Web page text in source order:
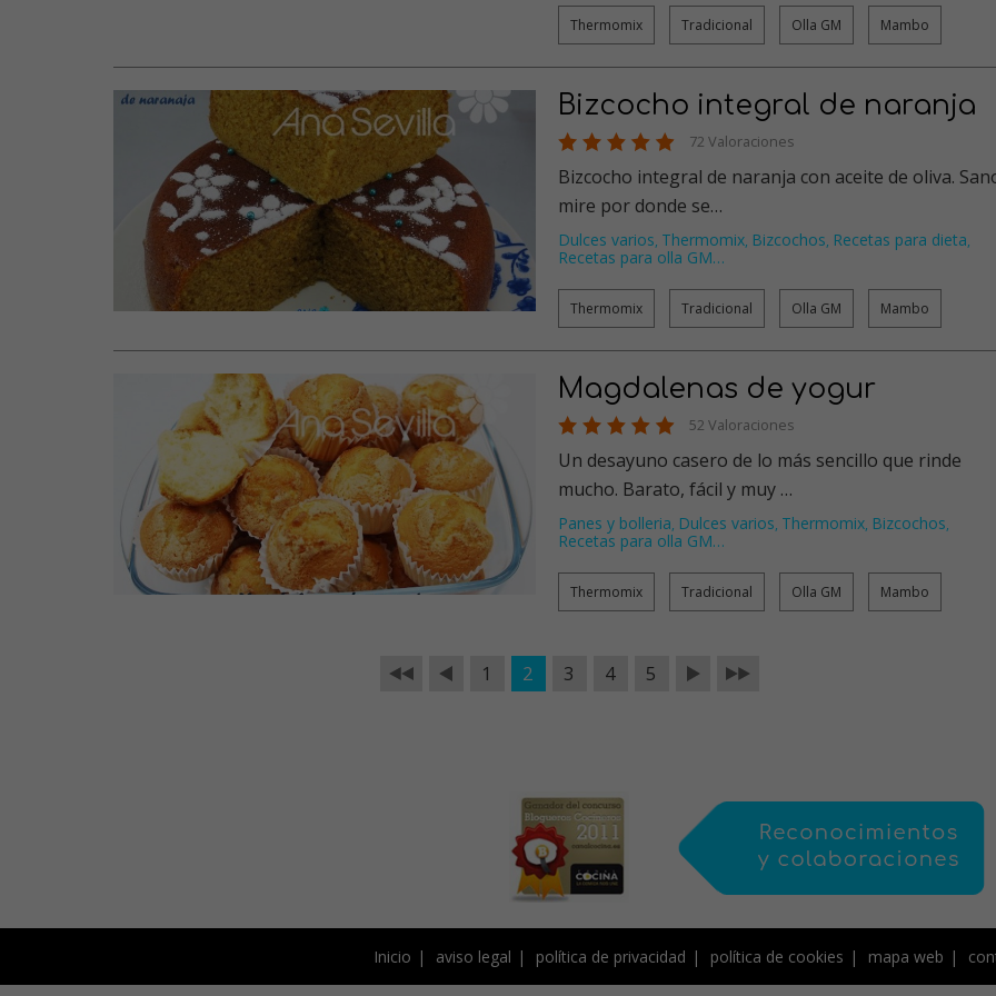
Thermomix Tradicional Olla GM Mambo
Bizcocho integral de naranja
72 Valoraciones
Bizcocho integral de naranja con aceite de oliva.
mire por donde se…
Dulces varios, Thermomix, Bizcochos, Recetas para dieta,
Recetas para olla GM…
Thermomix Tradicional Olla GM Mambo
Magdalenas de yogur
52 Valoraciones
Un desayuno casero de lo más sencillo que rinde
mucho. Barato, fácil y muy …
Panes y bolleria, Dulces varios, Thermomix, Bizcochos,
Recetas para olla GM…
Thermomix Tradicional Olla GM Mambo
1 2 3 4 5
Inicio aviso legal política de privacidad política de cookies mapa web